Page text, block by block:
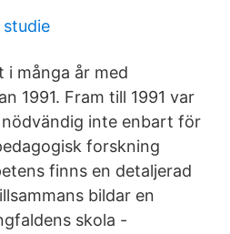
många år med
1991. Fram till 1991 var
inte enbart för
forskning
finns en detaljerad
bildar en
skola -